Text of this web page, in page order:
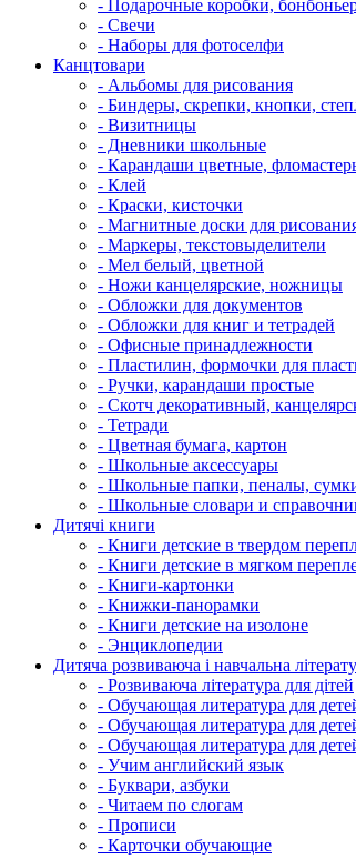
- Подарочные коробки,
- Свечи
- Наборы для фотоселфи
Канцтовари
- Альбомы для рисования
- Биндеры, скрепки, кнопки,
- Визитницы
- Дневники школьные
- Карандаши цветные,
- Клей
- Краски, кисточки
- Магнитные доски для
- Маркеры, текстовыделители
- Мел белый, цветной
- Ножи канцелярские, ножницы
- Обложки для документов
- Обложки для книг и тетрадей
- Офисные принадлежности
- Пластилин, формочки для
- Ручки, карандаши простые
- Скотч декоративный,
- Тетради
- Цветная бумага, картон
- Школьные аксессуары
- Школьные папки, пеналы,
- Школьные словари и
Дитячі книги
- Книги детские в твердом
- Книги детские в мягком
- Книги-картонки
- Книжки-панорамки
- Книги детские на изолоне
- Энциклопедии
Дитяча розвиваюча і навчальна
- Розвиваюча література для дітей
- Обучающая литература для
- Обучающая литература для
- Обучающая литература для
- Учим английский язык
- Буквари, азбуки
- Читаем по слогам
- Прописи
- Карточки обучающие